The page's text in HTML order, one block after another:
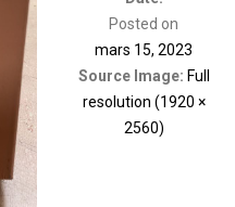
Posted on
mars 15, 2023
Source Image: Full
resolution (1920 ×
2560)